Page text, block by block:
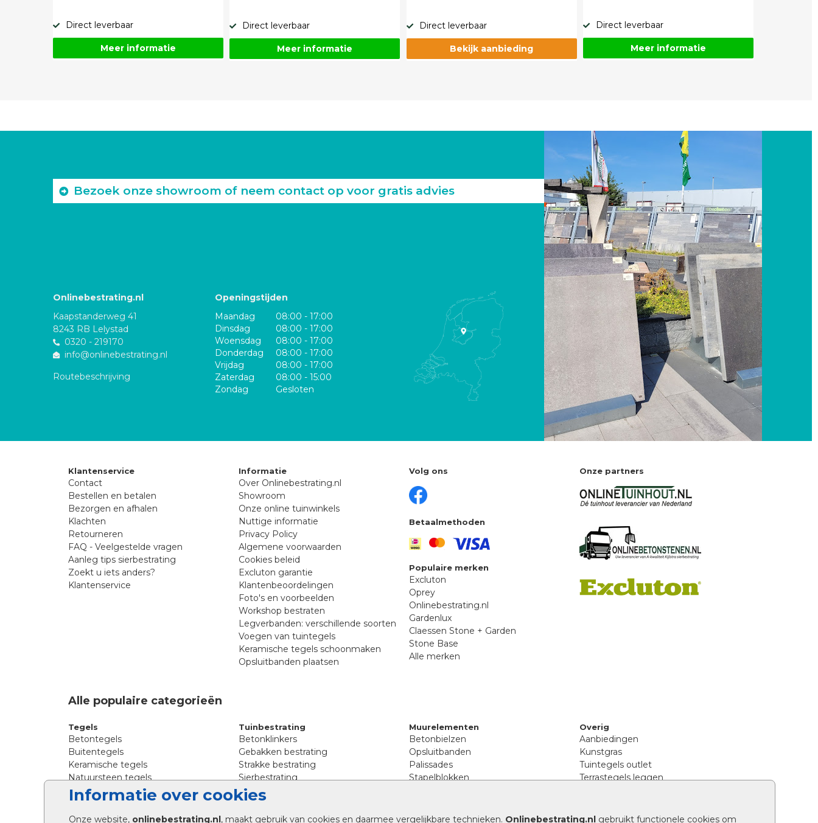
Informatie over cookies
Onze website, onlinebestrating.nl, maakt gebruik van cookies en daarmee vergelijkbare technieken. Onlinebestrating.nl gebruikt functionele cookies om
Direct leverbaar
Meer informatie
Direct leverbaar
Meer informatie
Direct leverbaar
Bekijk aanbieding
Direct leverbaar
Meer informatie
Bezoek onze showroom of neem contact op voor gratis advies
Onlinebestrating.nl
Kaapstanderweg 41
8243 RB Lelystad
0320 - 219170
info@onlinebestrating.nl
Routebeschrijving
Openingstijden
Maandag
08:00 - 17:00
Dinsdag
08:00 - 17:00
Woensdag
08:00 - 17:00
Donderdag
08:00 - 17:00
Vrijdag
08:00 - 17:00
Zaterdag
08:00 - 15:00
Zondag
Gesloten
Klantenservice
Contact
Bestellen en betalen
Bezorgen en afhalen
Klachten
Retourneren
FAQ - Veelgestelde vragen
Aanleg tips sierbestrating
Zoekt u iets anders?
Klantenservice
Informatie
Over Onlinebestrating.nl
Showroom
Onze online tuinwinkels
Nuttige informatie
Privacy Policy
Algemene voorwaarden
Cookies beleid
Excluton garantie
Klantenbeoordelingen
Foto's en voorbeelden
Workshop bestraten
Legverbanden: verschillende soorten
Voegen van tuintegels
Keramische tegels schoonmaken
Opsluitbanden plaatsen
Volg ons
Betaalmethoden
Populaire merken
Excluton
Oprey
Onlinebestrating.nl
Gardenlux
Claessen Stone + Garden
Stone Base
Alle merken
Onze partners
Alle populaire categorieën
Tegels
Betontegels
Buitentegels
Keramische tegels
Natuursteen tegels
Siertegels
Stoeptegels
Straattegels
Tuinbestrating
Betonklinkers
Gebakken bestrating
Strakke bestrating
Sierbestrating
Straatklinkers
Straatstenen
Trommelstenen
Muurelementen
Betonbielzen
Opsluitbanden
Palissades
Stapelblokken
Afwatering en diversen
Overig
Aanbiedingen
Kunstgras
Tuintegels outlet
Terrastegels leggen
Legpatronen betonstenen